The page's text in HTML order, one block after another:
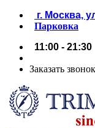
г. Москва,
Парковка
11:00 - 21:30
Заказать звонок